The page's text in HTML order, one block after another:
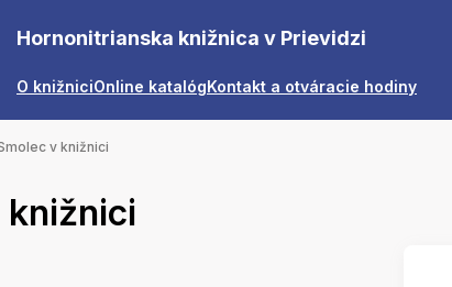
Hornonitrianska knižnica v Prievidzi
O knižniciOnline katalógKontakt a otváracie hodiny
v knižnici
knižnici